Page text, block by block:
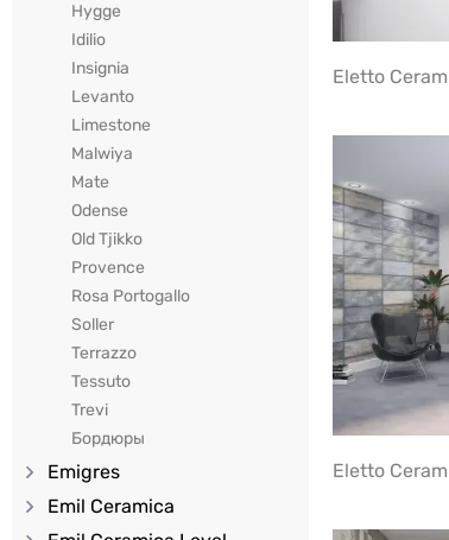
Hygge
Idilio
Insignia
Levanto
Limestone
Malwiya
Mate
Odense
Old Tjikko
Provence
Rosa Portogallo
Soller
Terrazzo
Tessuto
Trevi
Бордюры
Emigres
Emil Ceramica
Eletto
Eletto